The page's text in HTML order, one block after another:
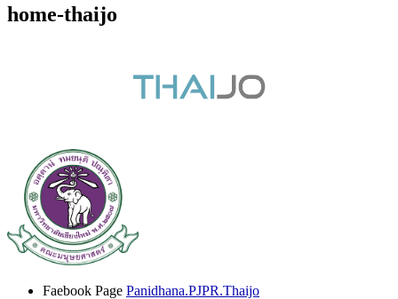
home-thaijo
Faebook Page Panidhana.PJPR.Thaijo